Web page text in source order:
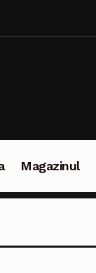
Magazinul